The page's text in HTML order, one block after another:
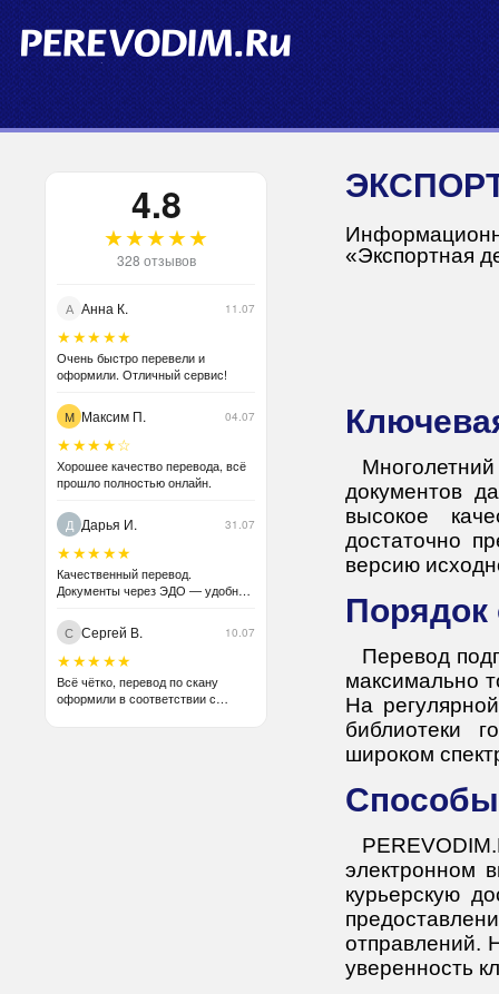
4.8
★★★★★
328 отзывов
А Анна К. 11.07
★★★★★
Очень быстро перевели и
оформили. Отличный сервис!
М Максим П. 04.07
★★★★☆
Хорошее качество перевода, всё
прошло полностью онлайн.
Д Дарья И. 31.07
★★★★★
Качественный перевод.
Документы через ЭДО — удобно
С Сергей В. 10.07
★★★★★
Всё чётко, перевод по скану
оформили в соответствии с
«Экспортная
документов
высокое
достаточно
версию
Перевод
максимально
На
библиотеки
широком
электронном
курьерскую
отправлений.
уверенность